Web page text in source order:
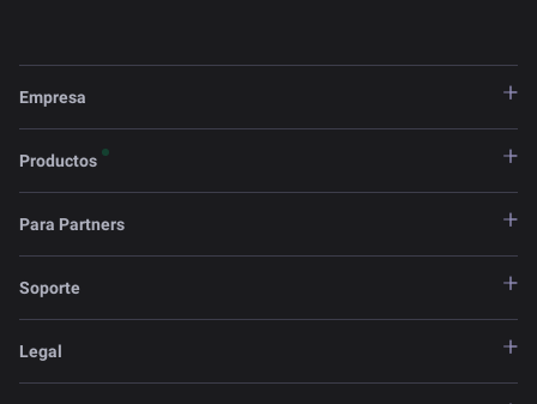
Empresa
Productos
Para Partners
Soporte
Legal